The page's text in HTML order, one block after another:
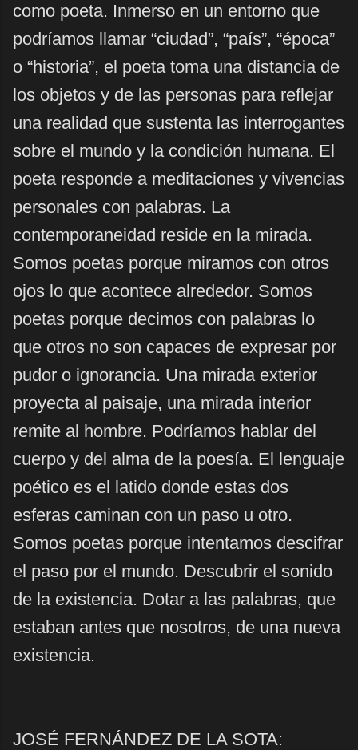
como poeta. Inmerso en un entorno que
podríamos llamar “ciudad”, “país”, “época”
o “historia”, el poeta toma una distancia de
los objetos y de las personas para reflejar
una realidad que sustenta las interrogantes
sobre el mundo y la condición humana. El
poeta responde a meditaciones y vivencias
personales con palabras. La
contemporaneidad reside en la mirada.
Somos poetas porque miramos con otros
ojos lo que acontece alrededor. Somos
poetas porque decimos con palabras lo
que otros no son capaces de expresar por
pudor o ignorancia. Una mirada exterior
proyecta al paisaje, una mirada interior
remite al hombre. Podríamos hablar del
cuerpo y del alma de la poesía. El lenguaje
poético es el latido donde estas dos
esferas caminan con un paso u otro.
Somos poetas porque intentamos descifrar
el paso por el mundo. Descubrir el sonido
de la existencia. Dotar a las palabras, que
estaban antes que nosotros, de una nueva
existencia.
JOSÉ FERNÁNDEZ DE LA SOTA: